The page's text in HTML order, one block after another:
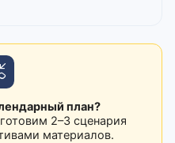
план?
2–3 сценария
материалов.